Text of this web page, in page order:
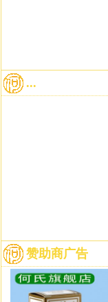
...
赞助商广告